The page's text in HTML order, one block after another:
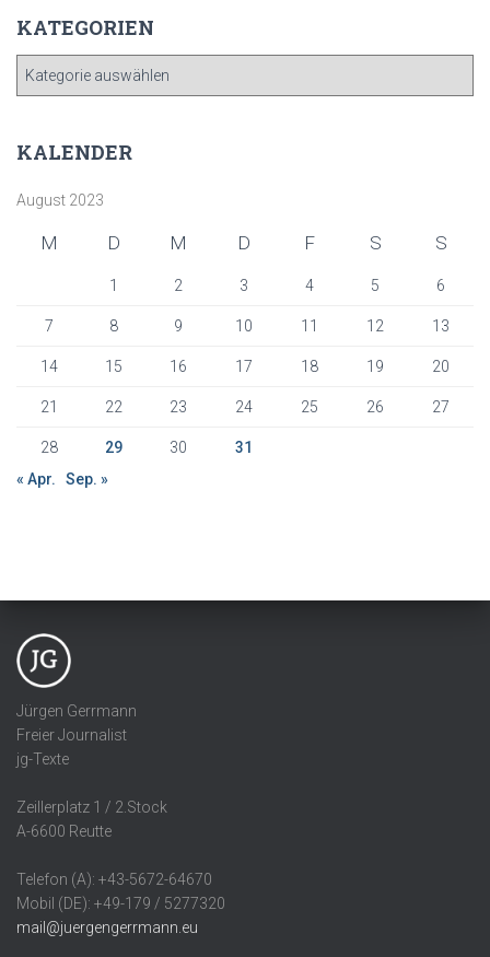
KATEGORIEN
G
R
KALENDER
August 2023
M D M D F S S
1 2 3 4 5 6
7 8 9 10 11 12 13
14 15 16 17 18 19 20
21 22 23 24 25 26 27
28 29 30
31
« Apr.
Sep. »
Jürgen Gerrmann
Freier Journalist
jg-Texte
Zeillerplatz 1 / 2.Stock
A-6600 Reutte
Telefon (A): +43-5672-64670
Mobil (DE): +49-179 / 5277320
mail@juergengerrmann.eu